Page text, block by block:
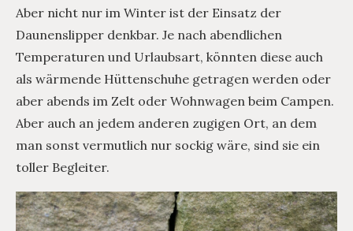
Aber nicht nur im Winter ist der Einsatz der
Daunenslipper denkbar. Je nach abendlichen
Temperaturen und Urlaubsart, könnten diese auch
als wärmende Hüttenschuhe getragen werden oder
aber abends im Zelt oder Wohnwagen beim Campen.
Aber auch an jedem anderen zugigen Ort, an dem
man sonst vermutlich nur sockig wäre, sind sie ein
toller Begleiter.